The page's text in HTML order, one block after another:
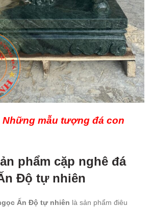
Những mẫu tượng đá con
phẩm cặp nghê đá
Độ tự nhiên
Ấn Độ tự nhiên là sản phẩm điêu